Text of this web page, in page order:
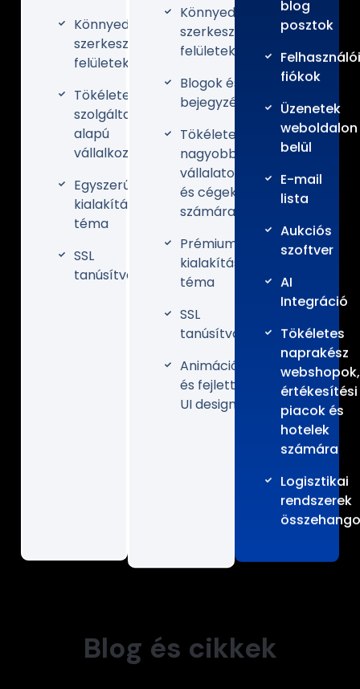
Könnyedén
szerkeszthető
felületek
Tökéletes
szolgáltatás
alapú
vállalkozásoknak
Egyszerű
kialakítású
téma
SSL
tanúsítvány
Könnyedén
szerkeszthető
felületek
Blogok és
bejegyzések
Tökéletes
nagyobb
vállalatok
és cégek
számára
Prémium
kialakítású
téma
SSL
tanúsítvány
Animációk
és fejlett
UI design
blog
posztok
Felhasználói
fiókok
Üzenetek
weboldalon
belül
E-mail
lista
Aukciós
szoftver
AI
Integráció
Tökéletes
naprakész
webshopok,
értékesítési
piacok és
hotelek
számára
Logisztikai
rendszerek
Blog és cikkek